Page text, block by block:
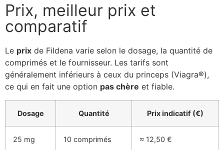
Prix, meilleur prix et
comparatif
Le prix de Fildena varie selon le dosage, la quantité de
comprimés et le fournisseur. Les tarifs sont
généralement inférieurs à ceux du princeps (Viagra®),
ce qui en fait une option pas chère et fiable.
Dosage Quantité Prix indicatif (€)
25 mg 10 comprimés ≈ 12,50 €